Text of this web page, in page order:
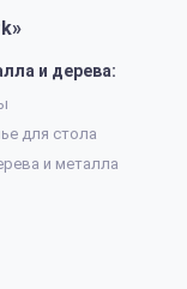
и дерева:
для стола
и металла